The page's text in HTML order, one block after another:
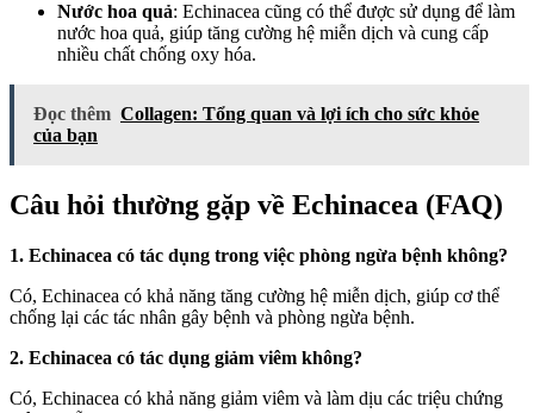
Nước hoa quả: Echinacea cũng có thể được sử dụng để làm
nước hoa quả, giúp tăng cường hệ miễn dịch và cung cấp
nhiều chất chống oxy hóa.
Đọc thêm Collagen: Tổng quan và lợi ích cho sức khỏe
của bạn
Câu hỏi thường gặp về Echinacea (FAQ)
1. Echinacea có tác dụng trong việc phòng ngừa bệnh không?
Có, Echinacea có khả năng tăng cường hệ miễn dịch, giúp cơ thể
chống lại các tác nhân gây bệnh và phòng ngừa bệnh.
2. Echinacea có tác dụng giảm viêm không?
Có, Echinacea có khả năng giảm viêm và làm dịu các triệu chứng